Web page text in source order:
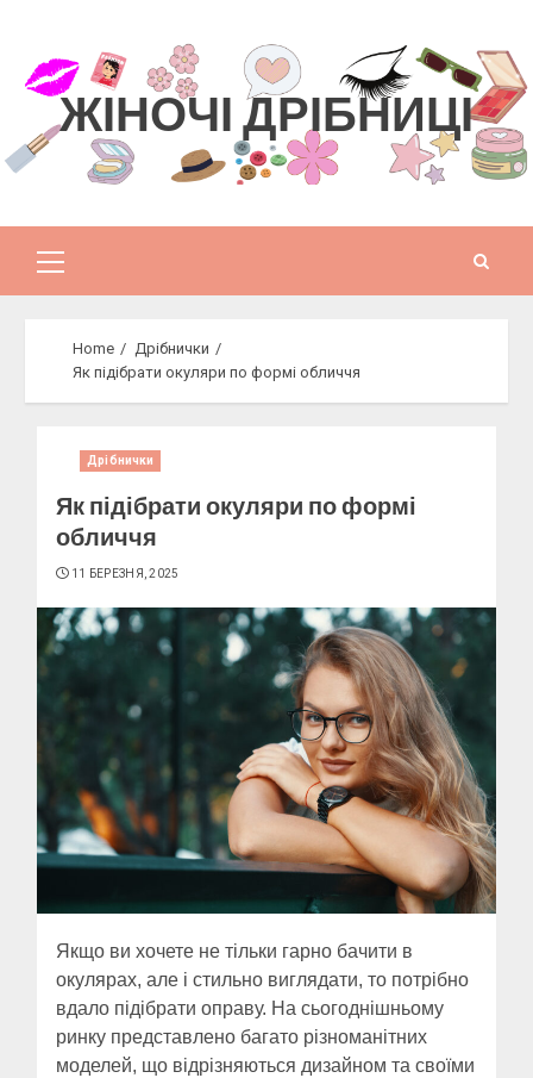
content
ЖІНОЧІ ДРІБНИЦІ
Primary
Menu
Home
Дрібнички
Як підібрати окуляри по формі обличчя
Дрібнички
Як підібрати окуляри по формі
обличчя
11 БЕРЕЗНЯ, 2025
Якщо ви хочете не тільки гарно бачити в
окулярах, але і стильно виглядати, то потрібно
вдало підібрати оправу. На сьогоднішньому
ринку представлено багато різноманітних
моделей, що відрізняються дизайном та своїми